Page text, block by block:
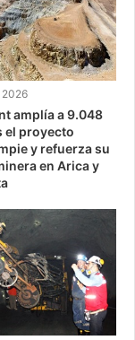
2026
amplía a 9.048
el proyecto
y refuerza su
en Arica y